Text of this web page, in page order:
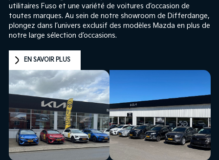
utilitaires Fuso et une variété de voitures d’occasion de
toutes marques. Au sein de notre showroom de Differdange,
plongez dans l’univers exclusif des modèles Mazda en plus de
notre large sélection d’occasions.
EN SAVOIR PLUS